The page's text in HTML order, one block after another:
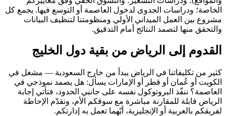
الخاصة؛ ودراسات الجدوى لدخول العاصمة أو التوسع فيها. يجمع كل
مشروع بين العمل الميداني الأولي ومنظومتنا لتنظيف البيانات
والتحقق منها لتصمد النتائج أمام التدقيق.
القدوم إلى الرياض من بقية دول الخليج
كثير من تكليفاتنا في الرياض يبدأ من خارج السعودية — مشغل في
الكويت أو عُمان أو قطر أو الإمارات يسأل: هل يصمد نموذجي في
العاصمة؟ ننفّذ البروتوكول نفسه على جانبي الحدود، فتأتي إجابة
الرياض قابلة للمقارنة مباشرة مع سوقكم الأم، ونقدّم الإحاطة
لفريقكم بالعربية أو الإنجليزية، أيّهما تعمل به إدارتكم.